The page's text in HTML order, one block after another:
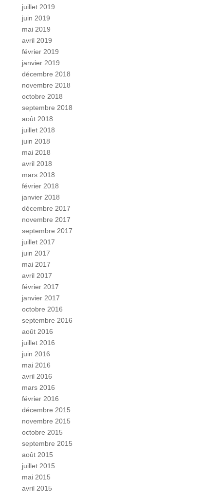
juillet 2019
juin 2019
mai 2019
avril 2019
février 2019
janvier 2019
décembre 2018
novembre 2018
octobre 2018
septembre 2018
août 2018
juillet 2018
juin 2018
mai 2018
avril 2018
mars 2018
février 2018
janvier 2018
décembre 2017
novembre 2017
septembre 2017
juillet 2017
juin 2017
mai 2017
avril 2017
février 2017
janvier 2017
octobre 2016
septembre 2016
août 2016
juillet 2016
juin 2016
mai 2016
avril 2016
mars 2016
février 2016
décembre 2015
novembre 2015
octobre 2015
septembre 2015
août 2015
juillet 2015
mai 2015
avril 2015